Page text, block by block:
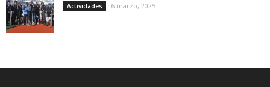
Actividades 6 marzo, 2025